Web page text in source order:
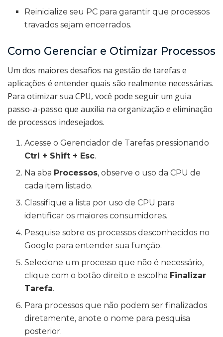
Reinicialize seu PC para garantir que processos
travados sejam encerrados.
Como Gerenciar e Otimizar Processos
Um dos maiores desafios na gestão de tarefas e
aplicações é entender quais são realmente necessárias.
Para otimizar sua CPU, você pode seguir um guia
passo-a-passo que auxilia na organização e eliminação
de processos indesejados.
Acesse o Gerenciador de Tarefas pressionando
Ctrl + Shift + Esc.
Na aba Processos, observe o uso da CPU de
cada item listado.
Classifique a lista por uso de CPU para
identificar os maiores consumidores.
Pesquise sobre os processos desconhecidos no
Google para entender sua função.
Selecione um processo que não é necessário,
clique com o botão direito e escolha Finalizar
Tarefa.
Para processos que não podem ser finalizados
diretamente, anote o nome para pesquisa
posterior.